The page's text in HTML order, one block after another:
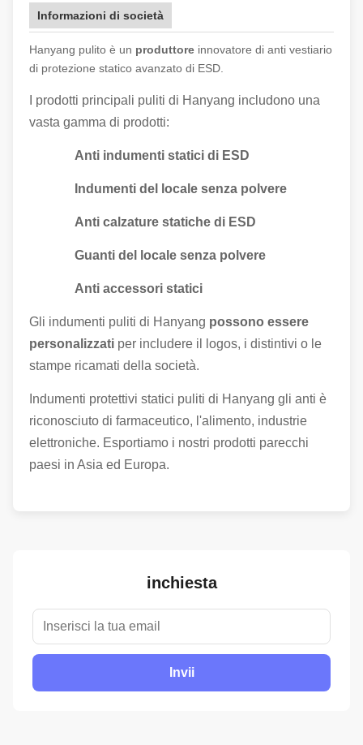
Informazioni di società
Hanyang pulito è un produttore innovatore di anti vestiario
di protezione statico avanzato di ESD.
I prodotti principali puliti di Hanyang includono una
vasta gamma di prodotti:
Anti indumenti statici di ESD
Indumenti del locale senza polvere
Anti calzature statiche di ESD
Guanti del locale senza polvere
Anti accessori statici
Gli indumenti puliti di Hanyang possono essere
personalizzati per includere il logos, i distintivi o le
stampe ricamati della società.
Indumenti protettivi statici puliti di Hanyang gli anti è
riconosciuto di farmaceutico, l'alimento, industrie
elettroniche. Esportiamo i nostri prodotti parecchi
paesi in Asia ed Europa.
inchiesta
Invii